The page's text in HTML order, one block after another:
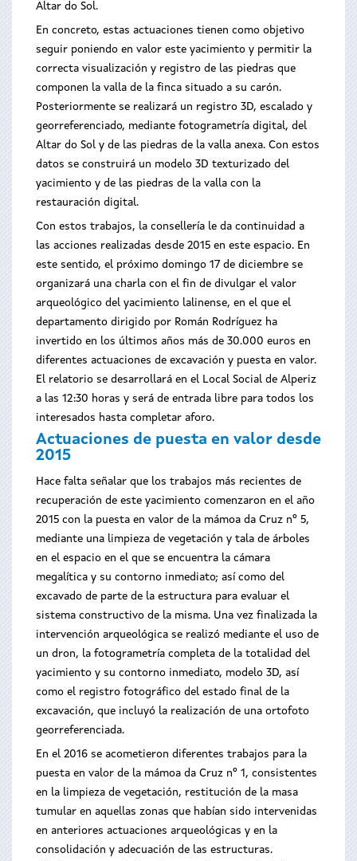
Altar do Sol.
En concreto, estas actuaciones tienen como objetivo
seguir poniendo en valor este yacimiento y permitir la
correcta visualización y registro de las piedras que
componen la valla de la finca situado a su carón.
Posteriormente se realizará un registro 3D, escalado y
georreferenciado, mediante fotogrametría digital, del
Altar do Sol y de las piedras de la valla anexa. Con estos
datos se construirá un modelo 3D texturizado del
yacimiento y de las piedras de la valla con la
restauración digital.
Con estos trabajos, la consellería le da continuidad a
las acciones realizadas desde 2015 en este espacio. En
este sentido, el próximo domingo 17 de diciembre se
organizará una charla con el fin de divulgar el valor
arqueológico del yacimiento lalinense, en el que el
departamento dirigido por Román Rodríguez ha
invertido en los últimos años más de 30.000 euros en
diferentes actuaciones de excavación y puesta en valor.
El relatorio se desarrollará en el Local Social de Alperiz
a las 12:30 horas y será de entrada libre para todos los
interesados hasta completar aforo.
Actuaciones de puesta en valor desde
2015
Hace falta señalar que los trabajos más recientes de
recuperación de este yacimiento comenzaron en el año
2015 con la puesta en valor de la mámoa da Cruz nº 5,
mediante una limpieza de vegetación y tala de árboles
en el espacio en el que se encuentra la cámara
megalítica y su contorno inmediato; así como del
excavado de parte de la estructura para evaluar el
sistema constructivo de la misma. Una vez finalizada la
intervención arqueológica se realizó mediante el uso de
un dron, la fotogrametría completa de la totalidad del
yacimiento y su contorno inmediato, modelo 3D, así
como el registro fotográfico del estado final de la
excavación, que incluyó la realización de una ortofoto
georreferenciada.
En el 2016 se acometieron diferentes trabajos para la
puesta en valor de la mámoa da Cruz nº 1, consistentes
en la limpieza de vegetación, restitución de la masa
tumular en aquellas zonas que habían sido intervenidas
en anteriores actuaciones arqueológicas y en la
consolidación y adecuación de las estructuras.